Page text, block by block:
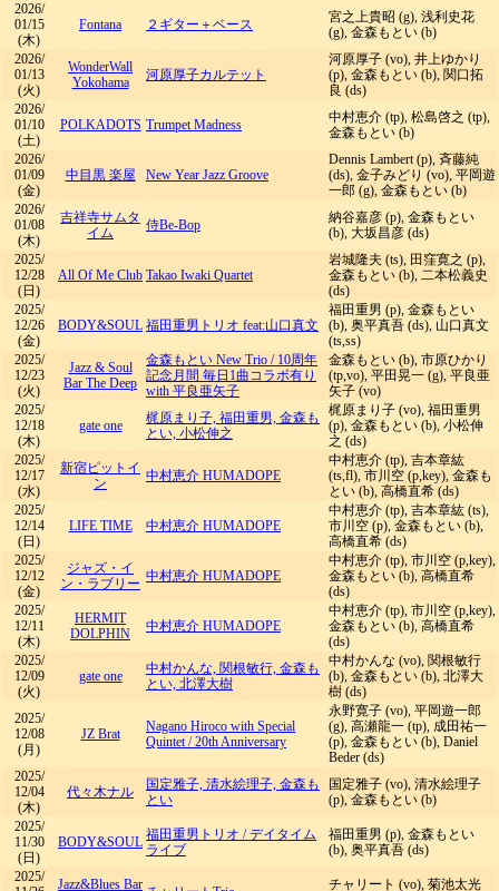
2026/
01/15
(木)
Fontana ２ギター＋ベース
宮之上貴昭 (g), 浅利史花
(g), 金森もとい (b)
2026/
01/13
(火)
WonderWall
Yokohama
河原厚子カルテット
河原厚子 (vo), 井上ゆかり
(p), 金森もとい (b), 関口拓
良 (ds)
2026/
01/10
(土)
POLKADOTS Trumpet Madness
中村恵介 (tp), 松島啓之 (tp),
金森もとい (b)
2026/
01/09
(金)
中目黒 楽屋 New Year Jazz Groove
Dennis Lambert (p), 斉藤純
(ds), 金子みどり (vo), 平岡遊
一郎 (g), 金森もとい (b)
2026/
01/08
(木)
吉祥寺サムタ
イム
侍Be-Bop
納谷嘉彦 (p), 金森もとい
(b), 大坂昌彦 (ds)
2025/
12/28
(日)
All Of Me Club Takao Iwaki Quartet
岩城隆夫 (ts), 田窪寛之 (p),
金森もとい (b), 二本松義史
(ds)
2025/
12/26
(金)
BODY&SOUL 福田重男トリオ feat:山口真文
福田重男 (p), 金森もとい
(b), 奥平真吾 (ds), 山口真文
(ts,ss)
2025/
12/23
(火)
Jazz & Soul
Bar The Deep
金森もとい New Trio / 10周年
記念月間 毎日1曲コラボ有り
with 平良亜矢子
金森もとい (b), 市原ひかり
(tp,vo), 平田晃一 (g), 平良亜
矢子 (vo)
2025/
12/18
(木)
gate one
梶原まり子, 福田重男, 金森も
とい, 小松伸之
梶原まり子 (vo), 福田重男
(p), 金森もとい (b), 小松伸
之 (ds)
2025/
12/17
(水)
新宿ピットイ
ン
中村恵介 HUMADOPE
中村恵介 (tp), 吉本章紘
(ts,fl), 市川空 (p,key), 金森も
とい (b), 高橋直希 (ds)
2025/
12/14
(日)
LIFE TIME 中村恵介 HUMADOPE
中村恵介 (tp), 吉本章紘 (ts),
市川空 (p), 金森もとい (b),
高橋直希 (ds)
2025/
12/12
(金)
ジャズ・イ
ン・ラブリー 中村恵介 HUMADOPE
中村恵介 (tp), 市川空 (p,key),
金森もとい (b), 高橋直希
(ds)
2025/
12/11
(木)
HERMIT
DOLPHIN
中村恵介 HUMADOPE
中村恵介 (tp), 市川空 (p,key),
金森もとい (b), 高橋直希
(ds)
2025/
12/09
(火)
gate one
中村かんな, 関根敏行, 金森も
とい, 北澤大樹
中村かんな (vo), 関根敏行
(b), 金森もとい (b), 北澤大
樹 (ds)
2025/
12/08
(月)
JZ Brat
Nagano Hiroco with Special
Quintet/20th Anniversary
永野寛子 (vo), 平岡遊一郎
(g), 高瀬龍一 (tp), 成田祐一
(p), 金森もとい (b), Daniel
Beder (ds)
2025/
12/04
(木)
代々木ナル
国定雅子, 清水絵理子, 金森も
とい
国定雅子 (vo), 清水絵理子
(p), 金森もとい (b)
2025/
11/30
(日)
BODY&SOUL 福田重男トリオ /デイタイム
ライブ
福田重男 (p), 金森もとい
(b), 奥平真吾 (ds)
2025/
Jazz&Blues Bar
チャリート (vo), 菊池太光